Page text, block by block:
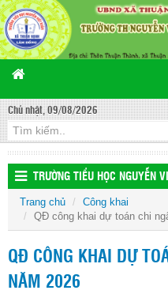
Chủ nhật, 09/08/2026
TRƯỜNG TIỂU HỌC NGUYỄN
Trang chủ
Công khai
QĐ công khai dự toán chi
QĐ CÔNG KHAI DỰ
NĂM 2026